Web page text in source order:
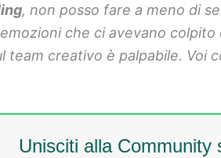
, non posso fare a meno di
che ci avevano
team creativo è palpabile. Voi
Unisciti alla Community